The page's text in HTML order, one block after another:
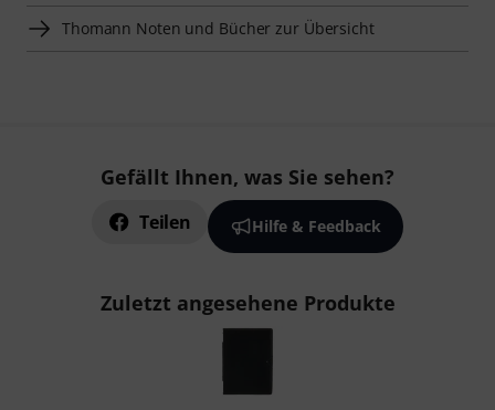
Thomann Noten und Bücher zur Übersicht
Gefällt Ihnen, was Sie sehen?
Teilen Hilfe & Feedback
Zuletzt angesehene Produkte